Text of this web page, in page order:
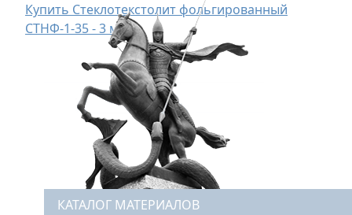
Купить Стеклотекстолит фольгированный
СТНФ-1-35 - 3 мм
КАТАЛОГ МАТЕРИАЛОВ